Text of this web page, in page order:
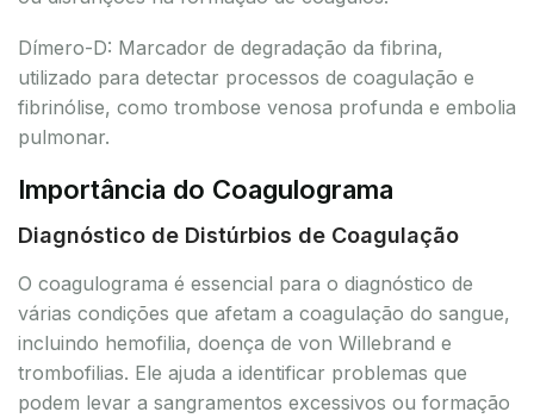
Dímero-D: Marcador de degradação da fibrina,
utilizado para detectar processos de coagulação e
fibrinólise, como trombose venosa profunda e embolia
pulmonar.
Importância do Coagulograma
Diagnóstico de Distúrbios de Coagulação
O coagulograma é essencial para o diagnóstico de
várias condições que afetam a coagulação do sangue,
incluindo hemofilia, doença de von Willebrand e
trombofilias. Ele ajuda a identificar problemas que
podem levar a sangramentos excessivos ou formação